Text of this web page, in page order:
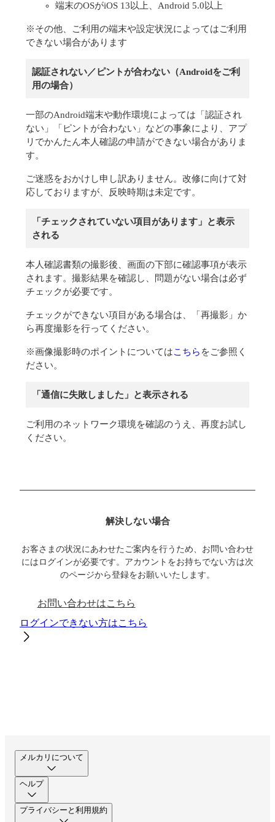
端末のOSがiOS 13以上、Android 5.0以上
※その他、ご利用の端末や設定状況によってはご利用
できない場合があります
認証されない／ピントが合わない（Androidをご利
用の場合）
一部のAndroid端末や動作環境によっては「認証され
ない」「ピントが合わない」などの事象により、アプ
リでかんたん本人確認の申請ができない場合がありま
す。
ご迷惑をおかけし申し訳ありません。改修に向けて対
応しておりますが、反映時期は未定です。
「チェックされていない項目があります」と表示
される
本人確認書類の撮影後、画面の下部に確認事項が表示
されます。撮影結果を確認し、問題がない場合は必ず
チェックが必要です。
チェックができない項目がある場合は、「再撮影」か
ら再度撮影を行ってください。
※画像撮影時のポイントについてはこちら をご参照く
ださい。
「通信に失敗しました」と表示される
ご利用のネットワーク環境を確認のうえ、再度お試し
ください。
解決しない場合
お客さまの状況にあわせたご案内を行うため、お問い合わせ
にはログインが必要です。アカウントをお持ちでない方は次
のページから登録をお願いいたします。
お問い合わせはこちら
ログインできない方はこちら
メルカリについて
ヘルプ
プライバシーと利用規約